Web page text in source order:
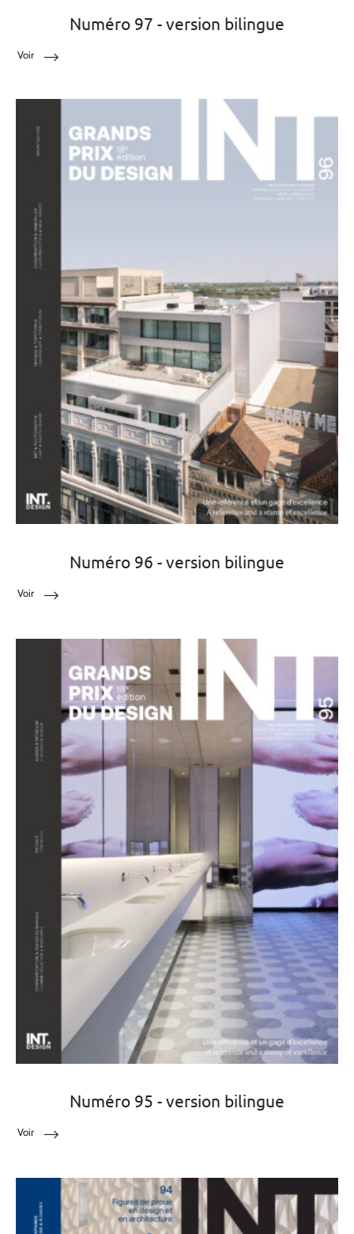
Numéro 97 - version bilingue
Voir
Numéro 96 - version bilingue
Voir
Numéro 95 - version bilingue
Voir